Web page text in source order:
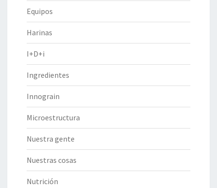
Equipos
Harinas
I+D+i
Ingredientes
Innograin
Microestructura
Nuestra gente
Nuestras cosas
Nutrición